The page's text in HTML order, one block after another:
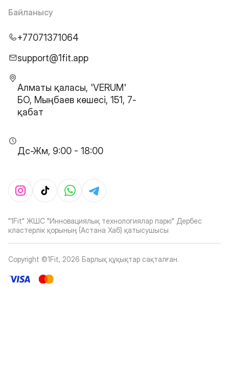
Байланысу
+77071371064
support@1fit.app
Алматы қаласы, 'VERUM'
БО, Мыңбаев көшесі, 151, 7-
қабат
Дс-Жм, 9:00 - 18:00
"1Fit" ЖШС "Инновациялық технологиялар паркі" Дербес
кластерлік қорының (Астана Хаб) қатысушысы
Copyright ©1Fit, 2026 Барлық құқықтар сақталған.